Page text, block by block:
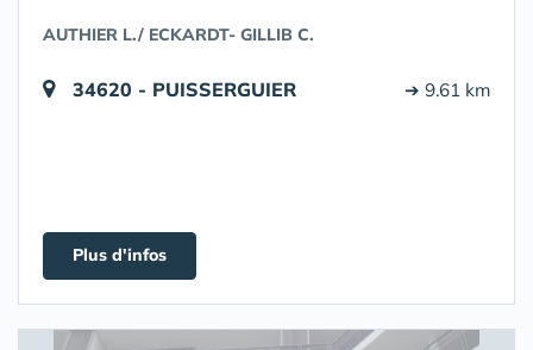
AUTHIER L./ ECKARDT- GILLIB C.
34620 - PUISSERGUIER ➔ 9.61 km
Plus d'infos